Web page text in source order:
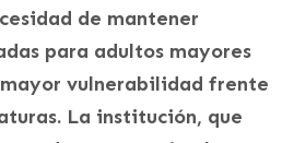
de mantener
para adultos mayores
vulnerabilidad frente
La institución, que